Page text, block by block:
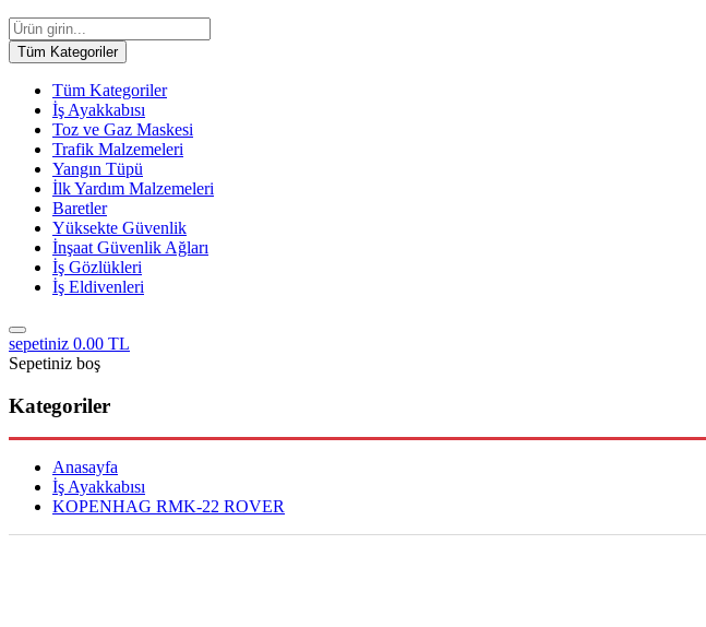
Tüm Kategoriler
Tüm Kategoriler
İş Ayakkabısı
Toz ve Gaz Maskesi
Trafik Malzemeleri
Yangın Tüpü
İlk Yardım Malzemeleri
Baretler
Yüksekte Güvenlik
İnşaat Güvenlik Ağları
İş Gözlükleri
İş Eldivenleri
sepetiniz 0.00 TL
Sepetiniz boş
Kategoriler
Anasayfa
İş Ayakkabısı
KOPENHAG RMK-22 ROVER